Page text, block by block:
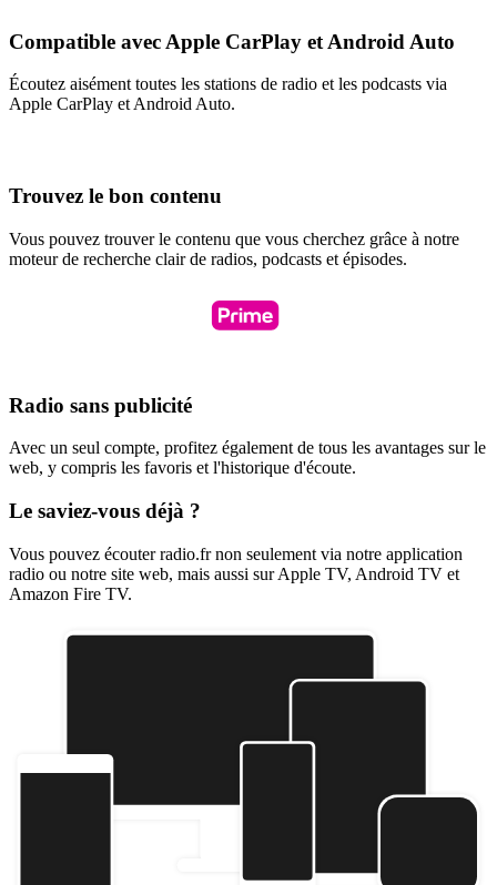
Compatible avec Apple CarPlay et Android Auto
Écoutez aisément toutes les stations de radio et les podcasts via
Apple CarPlay et Android Auto.
Trouvez le bon contenu
Vous pouvez trouver le contenu que vous cherchez grâce à notre
moteur de recherche clair de radios, podcasts et épisodes.
Radio sans publicité
Avec un seul compte, profitez également de tous les avantages sur le
web, y compris les favoris et l'historique d'écoute.
Le saviez-vous déjà ?
Vous pouvez écouter radio.fr non seulement via notre application
radio ou notre site web, mais aussi sur Apple TV, Android TV et
Amazon Fire TV.